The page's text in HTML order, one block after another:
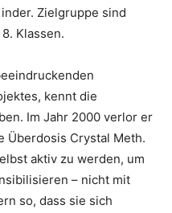
Zielgruppe sind
Klassen.
kennt die
Im Jahr 2000 verlor er
Überdosis Crystal Meth.
aktiv zu werden, um
– nicht mit
so, dass sie sich